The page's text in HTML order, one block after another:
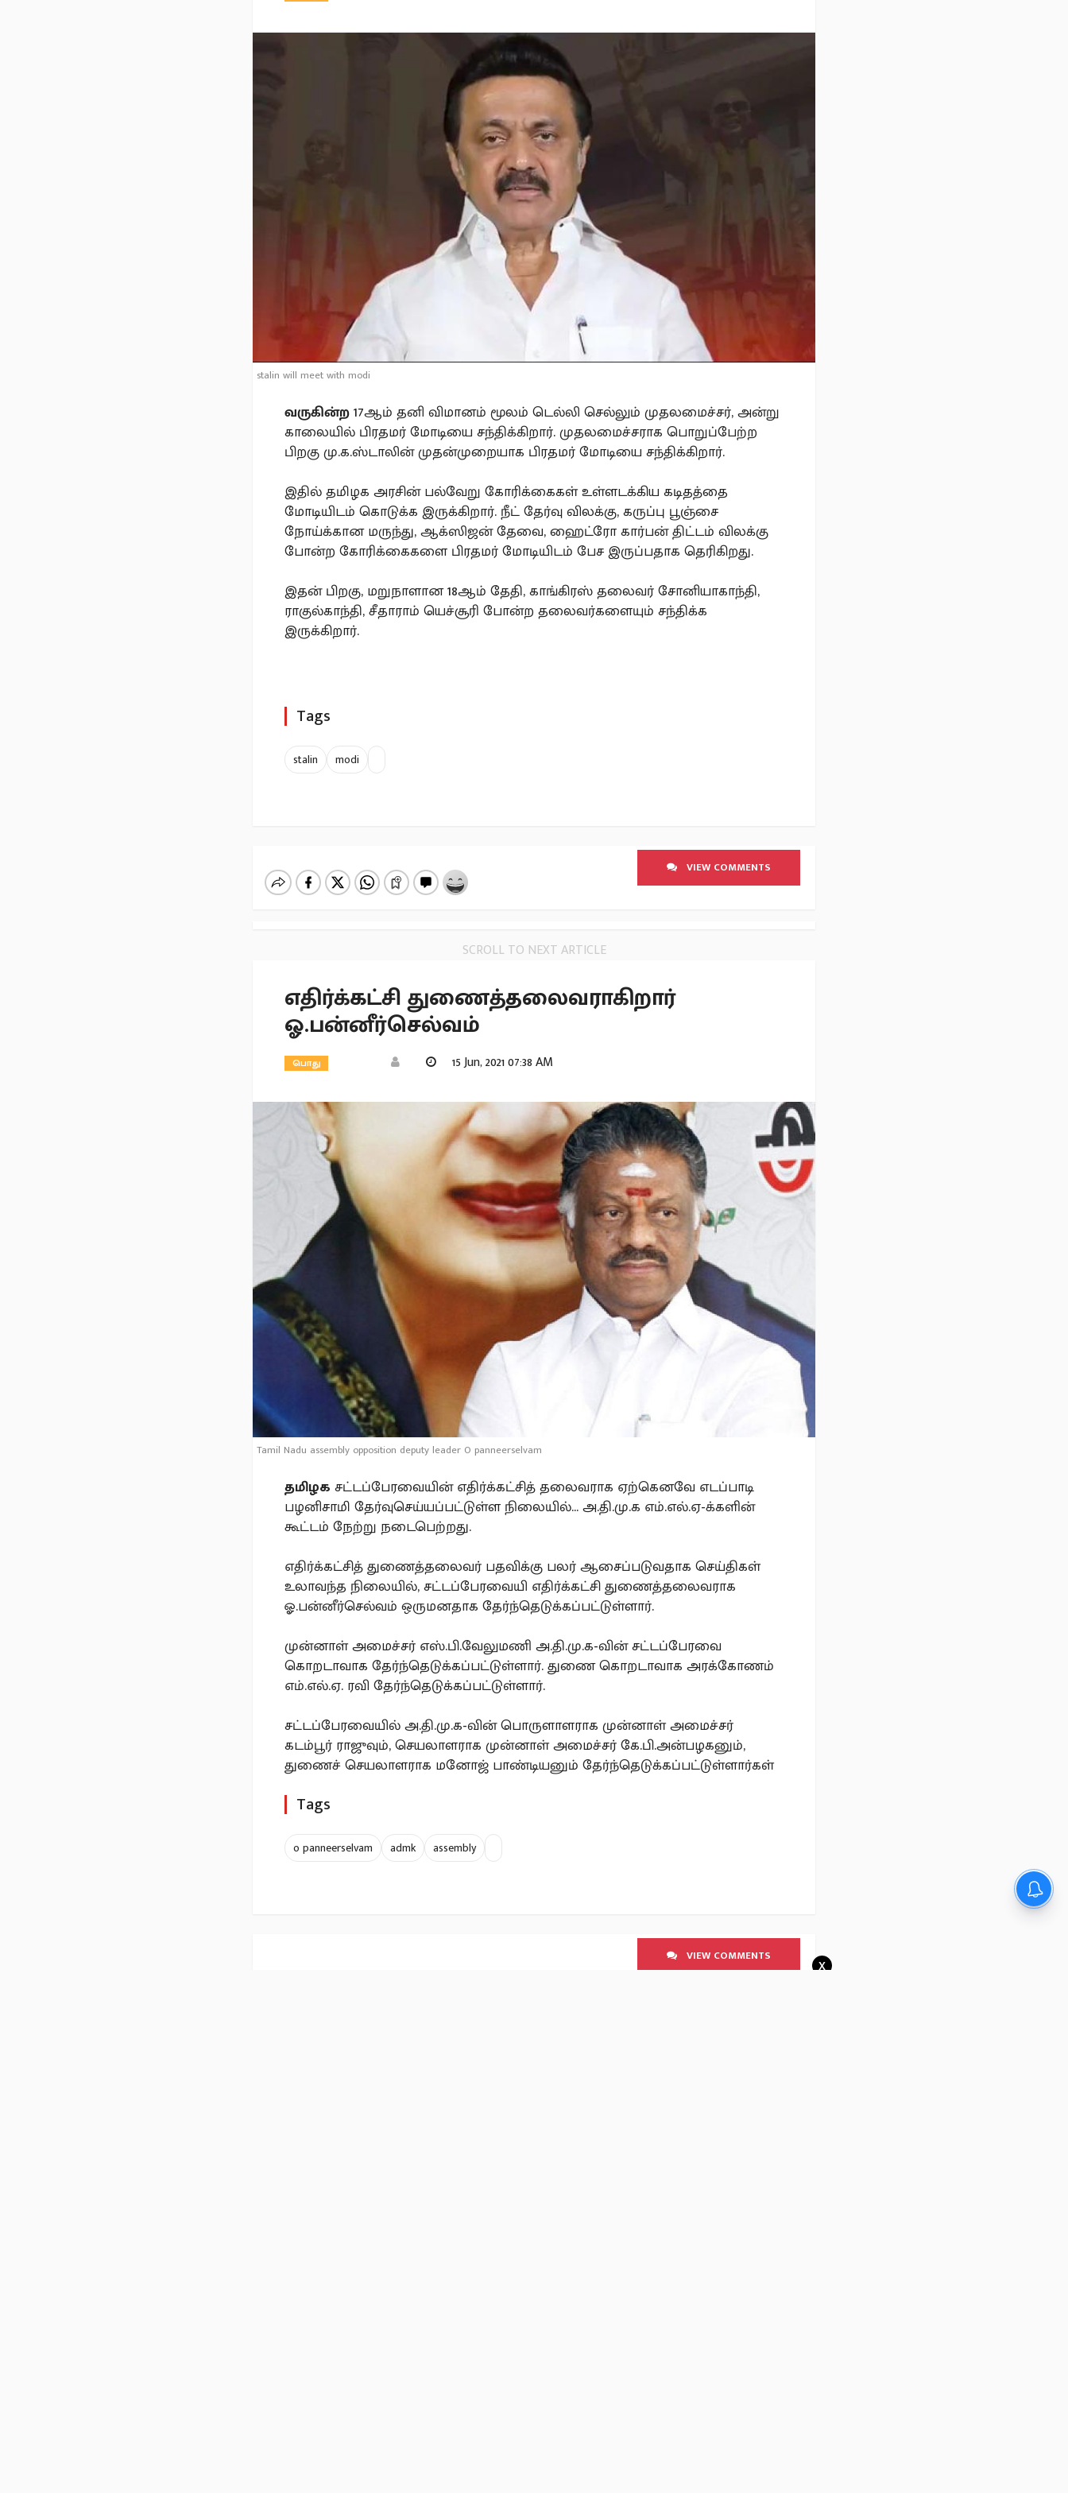
stalin will meet with modi
வருகின்ற17ஆம் தனி விமானம் மூலம் டெல்லி செல்லும் முதலமைச்சர், அன்று
காலையில் பிரதமர் மோடியை சந்திக்கிறார். முதலமைச்சராக பொறுப்பேற்ற
பிறகு மு.க.ஸ்டாலின் முதன்முறையாக பிரதமர் மோடியை சந்திக்கிறார்.
இதில் தமிழக அரசின் பல்வேறு கோரிக்கைகள் உள்ளடக்கிய கடிதத்தை
மோடியிடம் கொடுக்க இருக்கிறார். நீட் தேர்வு விலக்கு, கருப்பு பூஞ்சை
நோய்க்கான மருந்து, ஆக்ஸிஜன் தேவை, ஹைட்ரோ கார்பன் திட்டம் விலக்கு
போன்ற கோரிக்கைகளை பிரதமர் மோடியிடம் பேச இருப்பதாக தெரிகிறது.
இதன் பிறகு, மறுநாளான 18ஆம் தேதி, காங்கிரஸ் தலைவர் சோனியாகாந்தி,
ராகுல்காந்தி, சீதாராம் யெச்சூரி போன்ற தலைவர்களையும் சந்திக்க
இருக்கிறார்.
Tags
stalin modi
VIEW COMMENTS
SCROLL TO NEXT ARTICLE
எதிர்க்கட்சி துணைத்தலைவராகிறார்
ஓ.பன்னீர்செல்வம்
பொது 15 Jun, 2021 07:38 AM
Tamil Nadu assembly opposition deputy leader O panneerselvam
தமிழக சட்டப்பேரவையின் எதிர்க்கட்சித் தலைவராக ஏற்கெனவே எடப்பாடி
பழனிசாமி தேர்வுசெய்யப்பட்டுள்ள நிலையில்... அ.தி.மு.க எம்.எல்.ஏ-க்களின்
கூட்டம் நேற்று நடைபெற்றது.
எதிர்க்கட்சித் துணைத்தலைவர் பதவிக்கு பலர் ஆசைப்படுவதாக செய்திகள்
உலாவந்த நிலையில், சட்டப்பேரவையி எதிர்க்கட்சி துணைத்தலைவராக
ஓ.பன்னீர்செல்வம் ஒருமனதாக தேர்ந்தெடுக்கப்பட்டுள்ளார்.
முன்னாள் அமைச்சர் எஸ்.பி.வேலுமணி அ.தி.மு.க-வின் சட்டப்பேரவை
கொறடாவாக தேர்ந்தெடுக்கப்பட்டுள்ளார். துணை கொறடாவாக அரக்கோணம்
எம்.எல்.ஏ. ரவி தேர்ந்தெடுக்கப்பட்டுள்ளார்.
சட்டப்பேரவையில் அ.தி.மு.க-வின் பொருளாளராக முன்னாள் அமைச்சர்
கடம்பூர் ராஜுவும், செயலாளராக முன்னாள் அமைச்சர் கே.பி.அன்பழகனும்,
துணைச் செயலாளராக மனோஜ் பாண்டியனும் தேர்ந்தெடுக்கப்பட்டுள்ளார்கள்
Tags
o panneerselvam admk assembly
VIEW COMMENTS x